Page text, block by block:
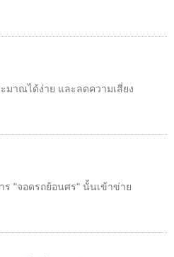
มาณได้ง่าย และลดความเสี่ยง
ร "จอดรถย้อนศร" นั้นเข้าข่าย